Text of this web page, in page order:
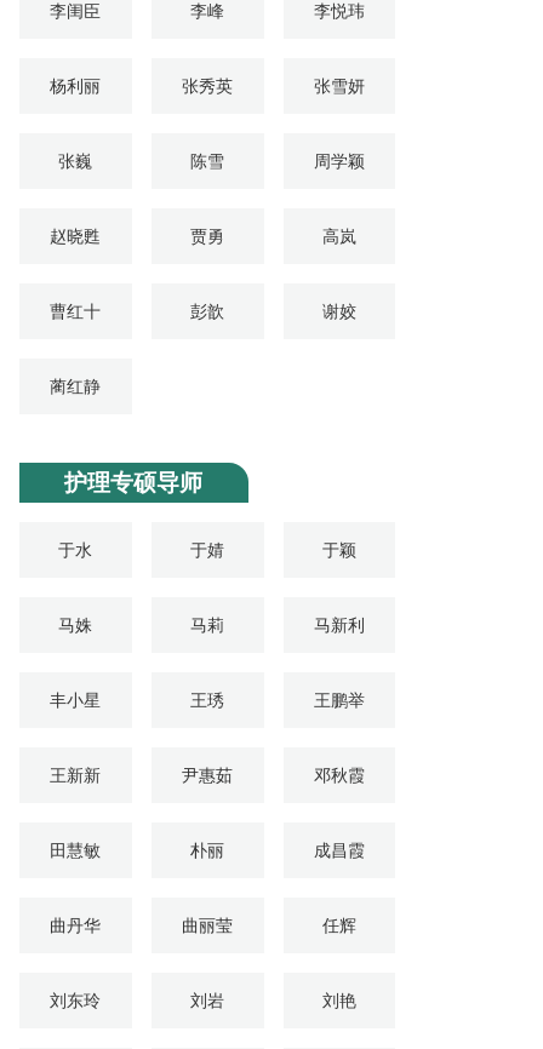
李闺臣 李峰 李悦玮
杨利丽 张秀英 张雪妍
张巍 陈雪 周学颖
赵晓甦 贾勇 高岚
曹红十 彭歆 谢姣
蔺红静
护理专硕导师
于水 于婧 于颖
马姝 马莉 马新利
丰小星 王琇 王鹏举
王新新 尹惠茹 邓秋霞
田慧敏 朴丽 成昌霞
曲丹华 曲丽莹 任辉
刘东玲 刘岩 刘艳